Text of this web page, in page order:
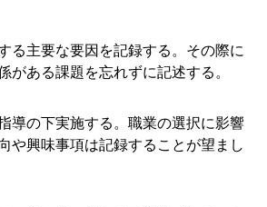
る主要な要因を記録する。その際に
がある課題を忘れずに記述する。
導の下実施する。職業の選択に影響
や興味事項は記録することが望まし